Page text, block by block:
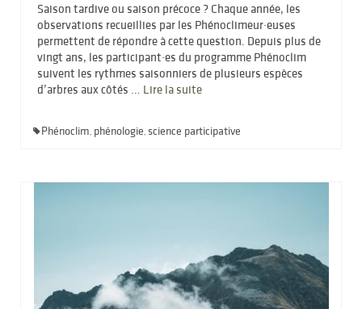
Saison tardive ou saison précoce ? Chaque année, les
observations recueillies par les Phénoclimeur·euses
permettent de répondre à cette question. Depuis plus de
vingt ans, les participant·es du programme Phénoclim
suivent les rythmes saisonniers de plusieurs espèces
d’arbres aux côtés … Lire la suite­­
Phénoclim, phénologie, science participative